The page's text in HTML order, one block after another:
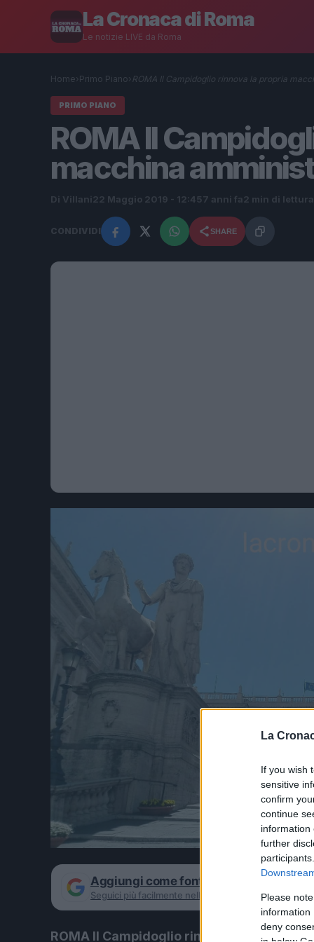
La
If you wish
sensitive
confirm
continue
information
further
Please
information
deny
La Cronaca di Roma
Le notizie LIVE da Roma
Home› Primo Piano› ROMA Il Campidoglio rinnova la propria
PRIMO PIANO
ROMA Il
macchina
Di Villani22 Maggio 2019 - 12:457 anni fa2 min di lettura
CONDIVIDI SHARE
Aggiungi come fonte preferita su Google
Seguici più facilmente nelle notizie consigliate
ROMA Il Campidoglio rinnova la propria